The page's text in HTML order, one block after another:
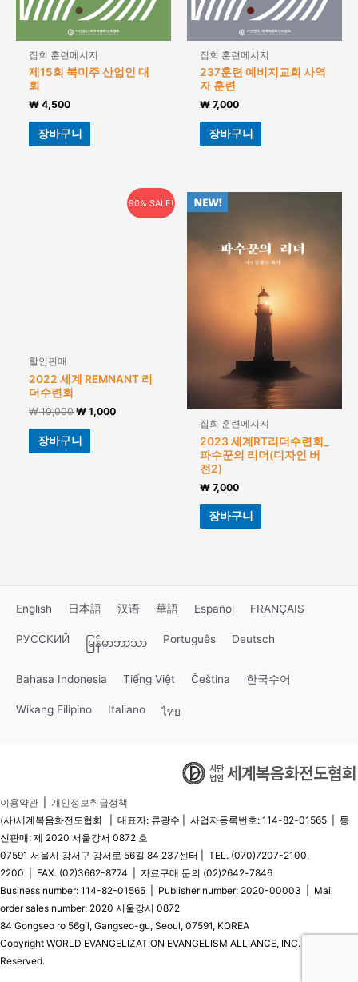
집회 훈련메시지
제15회 북미주 산업인 대
회
₩ 4,500
장바구니
집회 훈련메시지
237훈련 예비지교회 사역
자 훈련
₩ 7,000
장바구니
90% SALE!
할인판매
2022 세계 REMNANT 리
더수련회
₩10,000 ₩ 1,000
장바구니
집회 훈련메시지
2023 세계RT리더수련회_
파수꾼의 리더(디자인 버
전2)
₩ 7,000
장바구니
English 日本語 汉语 華語 Español FRANÇAIS
РУССКИЙ မြန်မာဘာသာ Português Deutsch
Bahasa Indonesia Tiếng Việt Čeština 한국수어
Wikang Filipino Italiano ไทย
이용약관
개인정보취급정책
(사)세계복음화전도협회 | 대표자: 류광수 | 사업자등록번호: 114-82-01565 | 통
신판매: 제 2020 서울강서 0872 호
07591 서울시 강서구 강서로 56길 84 237센터 | TEL. (070)7207-2100,
2200 | FAX. (02)3662-8774 | 자료구매 문의 (02)2642-7846
Business number: 114-82-01565 | Publisher number: 2020-00003 | Mail
order sales number: 2020 서울강서 0872
84 Gongseo ro 56gil, Gangseo-gu, Seoul, 07591, KOREA
Copyright WORLD EVANGELIZATION EVANGELISM ALLIANCE, INC. © All Rights
Reserved.